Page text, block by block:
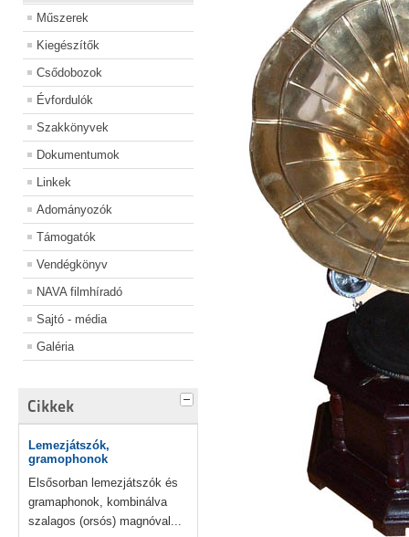
Műszerek
Kiegészítők
Csődobozok
Évfordulók
Szakkönyvek
Dokumentumok
Linkek
Adományozók
Támogatók
Vendégkönyv
NAVA filmhíradó
Sajtó - média
Galéria
Cikkek
Lemezjátszók,
gramophonok
Elsősorban lemezjátszók és
gramaphonok, kombinálva
szalagos (orsós) magnóval...